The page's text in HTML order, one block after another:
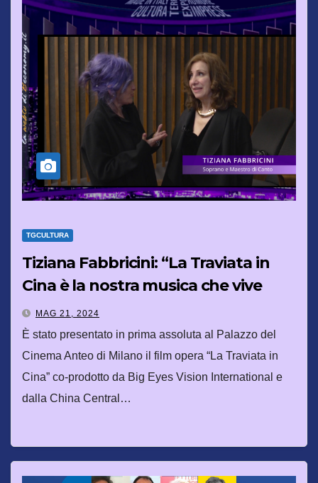
TGCULTURA
Tiziana Fabbricini: “La Traviata in
Cina è la nostra musica che vive
attraverso i popoli”
MAG 21, 2024
È stato presentato in prima assoluta al Palazzo del
Cinema Anteo di Milano il film opera “La Traviata in
Cina” co-prodotto da Big Eyes Vision International e
dalla China Central…